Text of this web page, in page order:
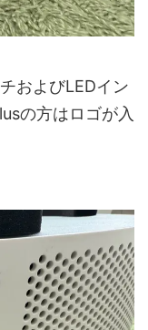
およびLEDイン
の方はロゴが入